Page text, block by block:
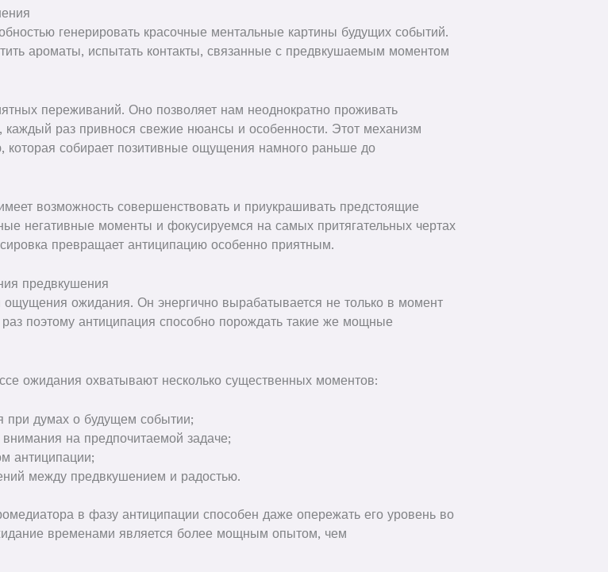
генерировать красочные ментальные картины будущих событий.
ароматы, испытать контакты, связанные с предвкушаемым моментом
переживаний. Оно позволяет нам неоднократно проживать
раз привнося свежие нюансы и особенности. Этот механизм
которая собирает позитивные ощущения намного раньше до
возможность совершенствовать и приукрашивать предстоящие
негативные моменты и фокусируемся на самых притягательных чертах
превращает антиципацию особенно приятным.
предвкушения
ожидания. Он энергично вырабатывается не только в момент
поэтому антиципация способно порождать такие же мощные
ожидания охватывают несколько существенных моментов:
при думах о будущем событии;
на предпочитаемой задаче;
антиципации;
между предвкушением и радостью.
в фазу антиципации способен даже опережать его уровень во
временами является более мощным опытом, чем